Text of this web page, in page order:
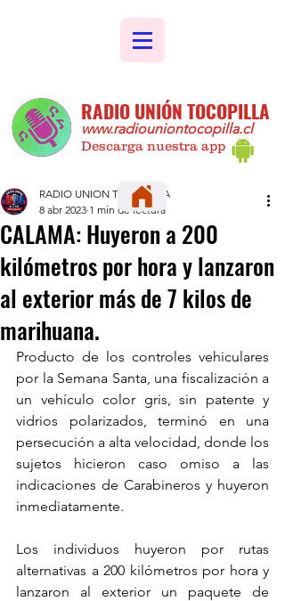
RADIO UNIÓN TOCOPILLA
www.radiouniontocopilla.cl
Descarga nuestra app
CALAMA: Huyeron a 200
kilómetros por hora y lanzaron
al exterior más de 7 kilos de
marihuana.
RADIO UNION TOCOPILLA
8 abr 2023 1 min de lectura
Producto de los controles vehiculares
por la Semana Santa, una fiscalización a
un vehículo color gris, sin patente y
vidrios polarizados, terminó en una
persecución a alta velocidad, donde los
sujetos hicieron caso omiso a las
indicaciones de Carabineros y huyeron
inmediatamente.
Los individuos huyeron por rutas
alternativas a 200 kilómetros por hora y
lanzaron al exterior un paquete de